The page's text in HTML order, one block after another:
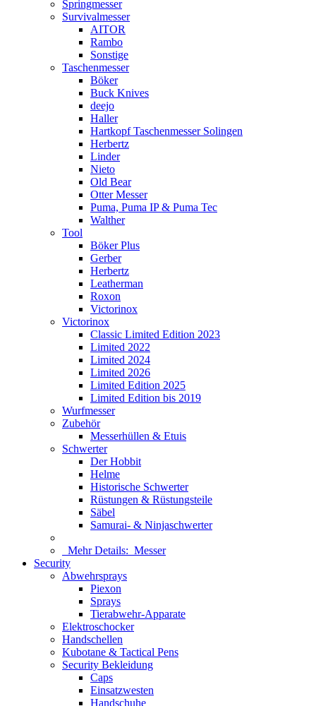
Springmesser
Survivalmesser
AITOR
Rambo
Sonstige
Taschenmesser
Böker
Buck Knives
deejo
Haller
Hartkopf Taschenmesser Solingen
Herbertz
Linder
Nieto
Old Bear
Otter Messer
Puma, Puma IP & Puma Tec
Walther
Tool
Böker Plus
Gerber
Herbertz
Leatherman
Roxon
Victorinox
Victorinox
Classic Limited Edition 2023
Limited 2022
Limited 2024
Limited 2026
Limited Edition 2025
Limited Edition bis 2019
Wurfmesser
Zubehör
Messerhüllen & Etuis
Schwerter
Der Hobbit
Helme
Historische Schwerter
Rüstungen & Rüstungsteile
Säbel
Samurai- & Ninjaschwerter
Mehr Details: Messer
Security
Abwehrsprays
Piexon
Sprays
Tierabwehr-Apparate
Elektroschocker
Handschellen
Kubotane & Tactical Pens
Security Bekleidung
Caps
Einsatzwesten
Handschuhe